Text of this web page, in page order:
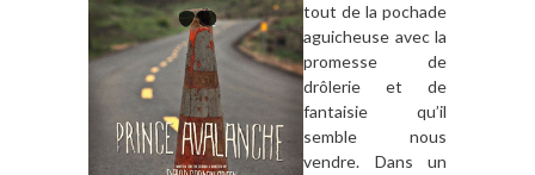
tout de la pochade
aguicheuse avec la
promesse de
drôlerie et de
fantaisie qu’il
semble nous
vendre. Dans un